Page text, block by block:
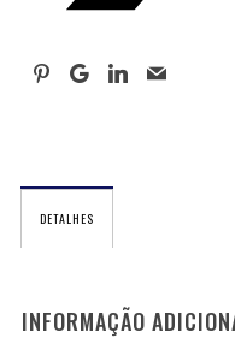
DETALHES
INFORMAÇÃO